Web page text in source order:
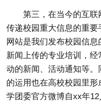
第三，在当今的互
传递校园重大信息的重
网站是我们发布校园信
新闻上传的专业培训，
动的新闻、活动通知等
的运用也在高校校园里
学团委官方微博自xx年